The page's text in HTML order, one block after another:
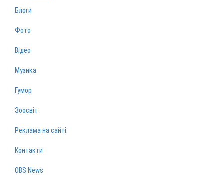
Блоги
Фото
Відео
Музика
Гумор
Зоосвіт
Реклама на сайті
Контакти
OBS News